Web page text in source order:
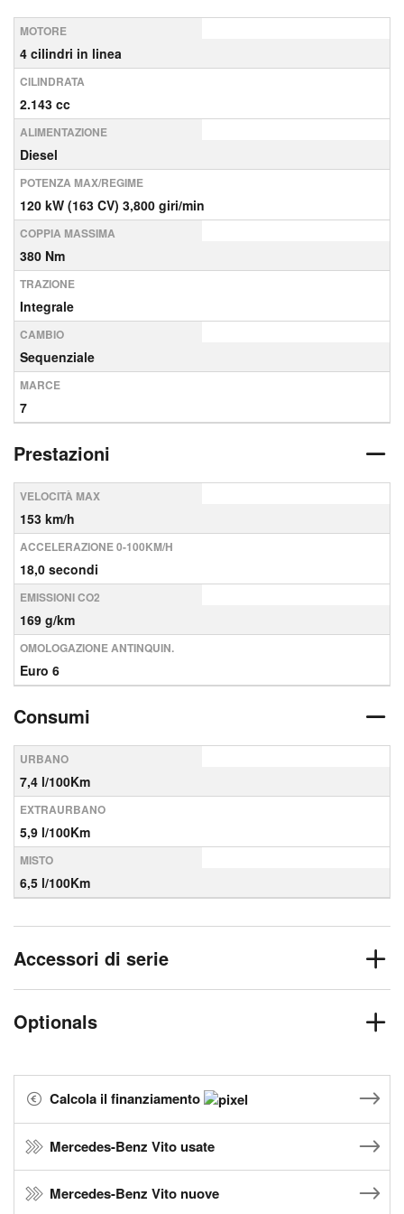
MOTORE
4 cilindri in linea
CILINDRATA
2.143 cc
ALIMENTAZIONE
Diesel
POTENZA MAX/REGIME
120 kW (163 CV) 3,800 giri/min
COPPIA MASSIMA
380 Nm
TRAZIONE
Integrale
CAMBIO
Sequenziale
MARCE
7
Prestazioni
VELOCITÀ MAX
153 km/h
ACCELERAZIONE 0-100KM/H
18,0 secondi
EMISSIONI CO2
169 g/km
OMOLOGAZIONE ANTINQUIN.
Euro 6
Consumi
URBANO
7,4 l/100Km
EXTRAURBANO
5,9 l/100Km
MISTO
6,5 l/100Km
Accessori di serie
Optionals
Calcola il finanziamento
Mercedes-Benz Vito usate
Mercedes-Benz Vito nuove